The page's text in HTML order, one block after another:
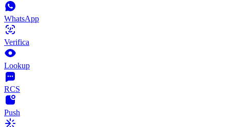
WhatsApp
Verifica
Lookup
RCS
Push